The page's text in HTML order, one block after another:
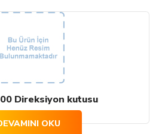
Direksiyon kutusu
OKU